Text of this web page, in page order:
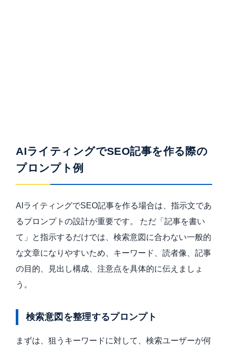
AIライティングでSEO記事を作る際の
プロンプト例
AIライティングでSEO記事を作る場合は、指示文であ
るプロンプトの設計が重要です。 ただ「記事を書い
て」と指示するだけでは、検索意図に合わない一般的
な文章になりやすいため、キーワード、読者像、記事
の目的、見出し構成、注意点を具体的に伝えましょ
う。
検索意図を整理するプロンプト
まずは、狙うキーワードに対して、検索ユーザーが何